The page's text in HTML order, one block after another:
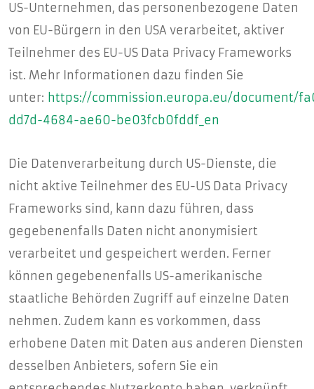
US-Unternehmen, das personenbezogene Daten
von EU-Bürgern in den USA verarbeitet, aktiver
Teilnehmer des EU-US Data Privacy Frameworks
ist. Mehr Informationen dazu finden Sie
unter: https://commission.europa.eu/document/
dd7d-4684-ae60-be03fcb0fddf_en
Die Datenverarbeitung durch US-Dienste, die
nicht aktive Teilnehmer des EU-US Data Privacy
Frameworks sind, kann dazu führen, dass
gegebenenfalls Daten nicht anonymisiert
verarbeitet und gespeichert werden. Ferner
können gegebenenfalls US-amerikanische
staatliche Behörden Zugriff auf einzelne Daten
nehmen. Zudem kann es vorkommen, dass
erhobene Daten mit Daten aus anderen Diensten
desselben Anbieters, sofern Sie ein